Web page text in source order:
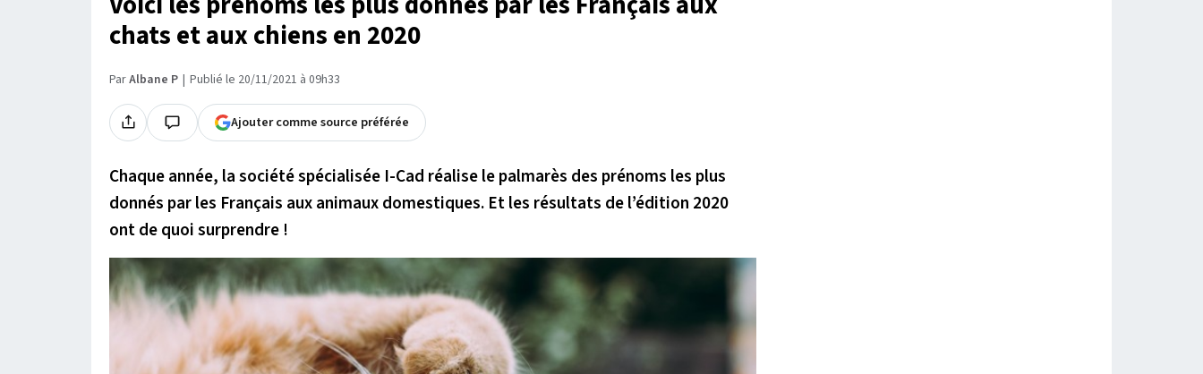
chats et aux chiens en 2020
ParAlbane P Publié le 20/11/2021 à 09h33
Ajouter comme source préférée
Chaque année, la société spécialisée I-Cad réalise le palmarès des prénoms les plus
donnés par les Français aux animaux domestiques. Et les résultats de l’édition 2020
ont de quoi surprendre !